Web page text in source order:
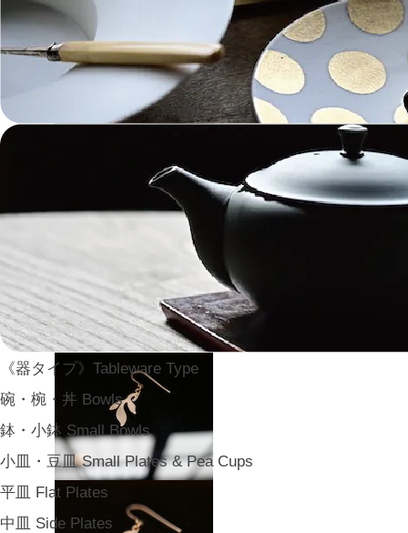
《器タイプ》Tableware Type
碗・椀・丼 Bowls
鉢・小鉢 Small Bowls
小皿・豆皿 Small Plates & Pea Cups
平皿 Flat Plates
中皿 Side Plates